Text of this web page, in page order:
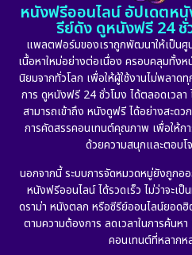
หนังฟรีออนไลน์ อัปเดตห
รีย์ดัง ดูหนังฟรี 24
แพลตฟอร์มของเราถูกพัฒนาให้เป็น
เนื้อหาใหม่อย่างต่อเนื่อง ครอบคลุมทั้ง
นิยมจากทั่วโลก เพื่อให้ผู้ใช้งานไม่พลา
การ ดูหนังฟรี 24 ชั่วโมง ได้ตลอดเวลา
สามารถเข้าถึง หนังดูฟรี ได้อย่างสะด
การคัดสรรคอนเทนต์คุณภาพ เพื่อให้ก
ด้วยความสนุกและตอบโ
นอกจากนี้ ระบบการจัดหมวดหมู่ยังถูกอ
หนังฟรีออนไลน์ ได้รวดเร็ว ไม่ว่าจะ
ดราม่า หนังตลก หรือซีรีย์ออนไลน์ยอด
ตามความต้องการ ลดเวลาในการค้นห
คอนเทนต์ที่หลากห